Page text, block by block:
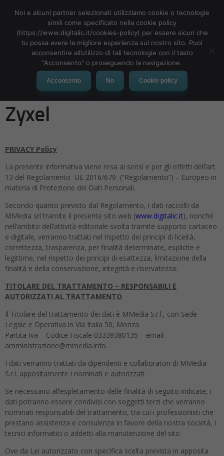
MENU
Privacy Policy – Webinar
Zyxel
PRIVACY Policy
La presente informativa viene resa ai sensi e per gli effetti dell’art.
13 del Regolamento UE 2016/679 (“Regolamento”) – Europeo in
materia di Protezione dei Dati Personali.
Secondo quanto previsto dal Regolamento, i dati raccolti da
MMedia srl tramite il presente sito web (www.digitalic.it), nonché
nell’ambito dell’attività editoriale svolta tramite supporto cartaceo
e digitale, verranno trattati nel rispetto dei principi di liceità,
correttezza, trasparenza, per finalità determinate, esplicite e
legittime, nel rispetto dei principi di esattezza, limitazione della
finalità e della conservazione, integrità e riservatezza.
TITOLARE DEL TRATTAMENTO – RESPONSABILI E
AUTORIZZATI AL TRATTAMENTO
Il Titolare del trattamento dei dati è MMedia S.r.l., con Sede
Legale e Operativa in Via Italia 50, Monza
Partita Iva – Codice Fiscale 03339380135 – email:
amministrazione@mmedia.info.
I dati verranno trattati da dipendenti e collaboratori di MMedia
S.r.l. appositamente i nominati e autorizzati.
Se necessario all’espletamento delle finalità di seguito indicate, i
dati potranno essere condivisi con soggetti terzi che verranno
nominati responsabili del trattamento, tra cui i professionisti che
prestano assistenza e consulenza in favore della nostra società, i
tecnici informatici o addetti alla manutenzione del sito.
Ove da Lei autorizzato con specifica scelta prevista in apposita
Noi e alcuni partner selezionati utilizziamo cookie o tecnologie
simili come specificato nella cookie policy
(https://www.digitalic.it/cookies-policy) per essere sicuri che
tu possa avere la migliore esperienza sul nostro sito. Puoi
acconsentire all’utilizzo di tali tecnologie con il tasto
"Acconsento" o proseguendo la navigazione.
Acconsento No Cookie policy